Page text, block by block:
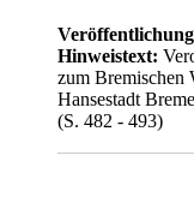
Hinweistext:
zum Bremischen
Hansestadt
(S. 482 - 493)